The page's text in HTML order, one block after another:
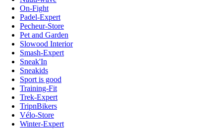
On-Fight
Padel-Expert
Pecheur-Store
Pet and Garden
Slowood Interior
Smash-Expert
Sneak'In
Sneakids
Sport is good
Training-Fit
Trek-Expert
TripnBikers
Vélo-Store
Winter-Expert